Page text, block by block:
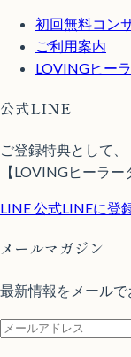
初回無料コン
ご利用案内
LOVINGヒー
公式LINE
ご登録特典として、
【LOVINGヒーラ
LINE公式LINEに登
メールマガジン
最新情報をメール